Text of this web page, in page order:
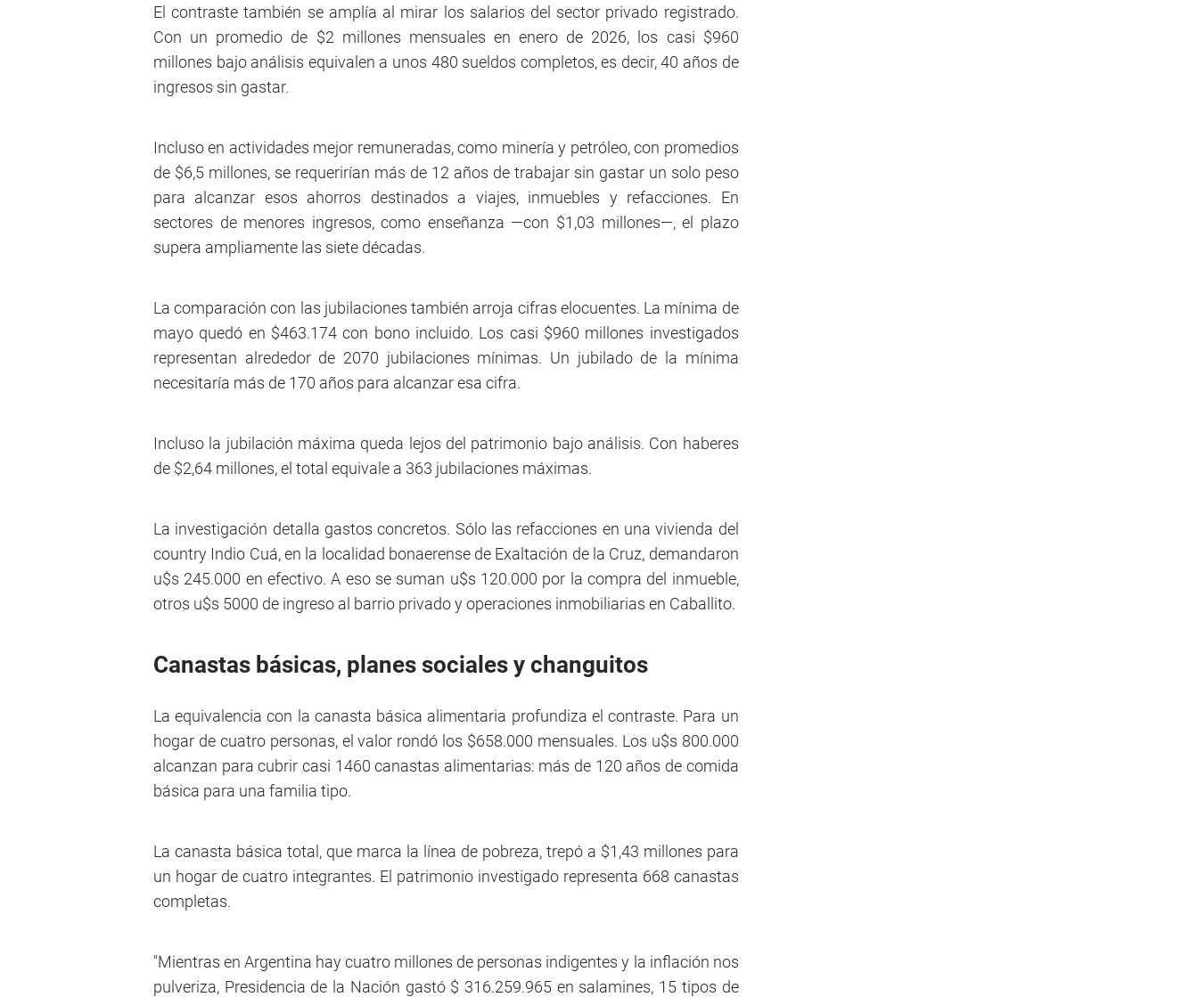
El contraste también se amplía al mirar los salarios del sector privado registrado.
Con un promedio de $2 millones mensuales en enero de 2026, los casi $960
millones bajo análisis equivalen a unos 480 sueldos completos, es decir, 40 años de
ingresos sin gastar.
Incluso en actividades mejor remuneradas, como minería y petróleo, con promedios
de $6,5 millones, se requerirían más de 12 años de trabajar sin gastar un solo peso
para alcanzar esos ahorros destinados a viajes, inmuebles y refacciones. En
sectores de menores ingresos, como enseñanza —con $1,03 millones—, el plazo
supera ampliamente las siete décadas.
La comparación con las jubilaciones también arroja cifras elocuentes. La mínima de
mayo quedó en $463.174 con bono incluido. Los casi $960 millones investigados
representan alrededor de 2070 jubilaciones mínimas. Un jubilado de la mínima
necesitaría más de 170 años para alcanzar esa cifra.
Incluso la jubilación máxima queda lejos del patrimonio bajo análisis. Con haberes
de $2,64 millones, el total equivale a 363 jubilaciones máximas.
La investigación detalla gastos concretos. Sólo las refacciones en una vivienda del
country Indio Cuá, en la localidad bonaerense de Exaltación de la Cruz, demandaron
u$s 245.000 en efectivo. A eso se suman u$s 120.000 por la compra del inmueble,
otros u$s 5000 de ingreso al barrio privado y operaciones inmobiliarias en Caballito.
Canastas básicas, planes sociales y changuitos
La equivalencia con la canasta básica alimentaria profundiza el contraste. Para un
hogar de cuatro personas, el valor rondó los $658.000 mensuales. Los u$s 800.000
alcanzan para cubrir casi 1460 canastas alimentarias: más de 120 años de comida
básica para una familia tipo.
La canasta básica total, que marca la línea de pobreza, trepó a $1,43 millones para
un hogar de cuatro integrantes. El patrimonio investigado representa 668 canastas
completas.
"Mientras en Argentina hay cuatro millones de personas indigentes y la inflación nos
pulveriza, Presidencia de la Nación gastó $ 316.259.965 en salamines, 15 tipos de